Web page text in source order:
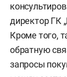
директор ГК
Кроме того,
обратную
запросы